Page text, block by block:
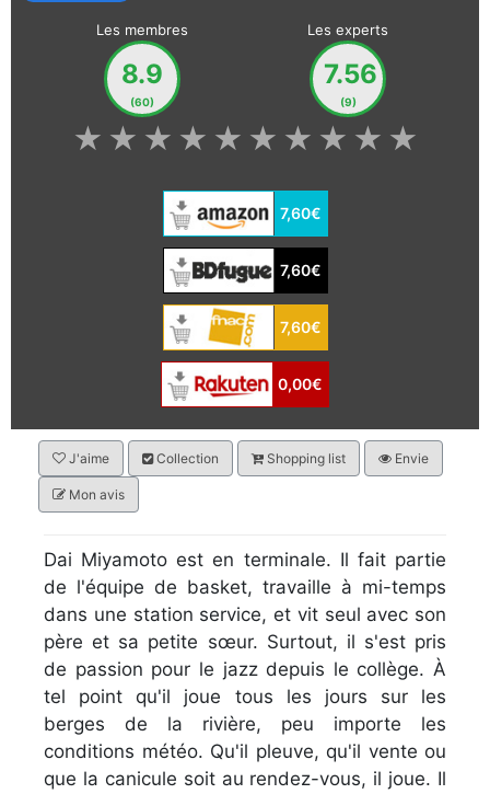
Les membres
8.9
(60)
Les experts
7.56
(9)
★
★
★
★
★
★
★
★
★
★
7,60€
7,60€
7,60€
0,00€
J'aime Collection Shopping list Envie
Mon avis
Dai Miyamoto est en terminale. Il fait partie
de l'équipe de basket, travaille à mi-temps
dans une station service, et vit seul avec son
père et sa petite sœur. Surtout, il s'est pris
de passion pour le jazz depuis le collège. À
tel point qu'il joue tous les jours sur les
berges de la rivière, peu importe les
conditions météo. Qu'il pleuve, qu'il vente ou
que la canicule soit au rendez-vous, il joue. Il